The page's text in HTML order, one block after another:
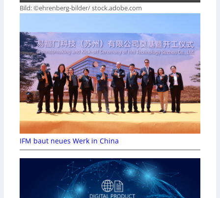
Bild: ©ehrenberg-bilder/ stock.adobe.com
IFM baut neues Werk in China